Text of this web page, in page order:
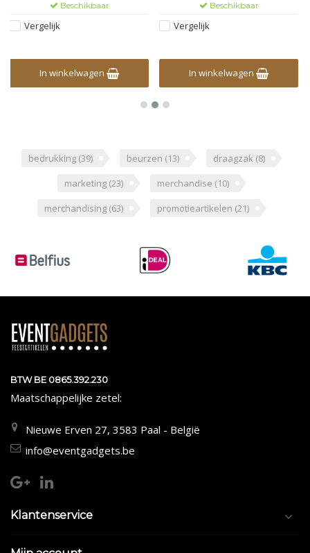
Beschikbaar
Vergelijk
In winkelwagen
Beschikbaar
Vergelijk
In winkelwagen
bedrukking (39) beurzen (13) draagzak (8)
marketing (23) merchandise (10)
merchandising (63) promotieartikelen (21)
BTW BE 0865.392.230
Maatschappelijke zetel:
Nieuwe Erven 27, 3583 Paal - België
info@eventgadgets.be
Klantenservice